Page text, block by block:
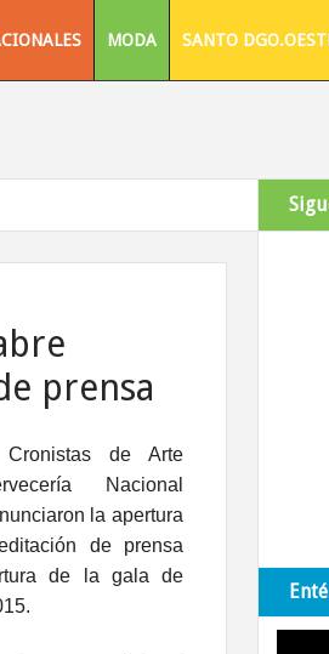
MODA SANTO
prensa
de Arte
Nacional
la apertura
de prensa
de la gala de